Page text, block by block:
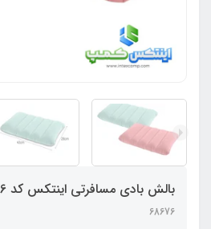
بالش بادی مسافرتی اینتکس کد 68676
68676